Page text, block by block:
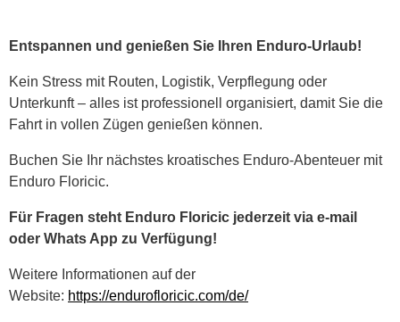
Entspannen und genießen Sie Ihren Enduro-Urlaub!
Kein Stress mit Routen, Logistik, Verpflegung oder
Unterkunft – alles ist professionell organisiert, damit Sie die
Fahrt in vollen Zügen genießen können.
Buchen Sie Ihr nächstes kroatisches Enduro-Abenteuer mit
Enduro Floricic.
Für Fragen steht Enduro Floricic jederzeit via e-mail
oder Whats App zu Verfügung!
Weitere Informationen auf der
Website: https://endurofloricic.com/de/